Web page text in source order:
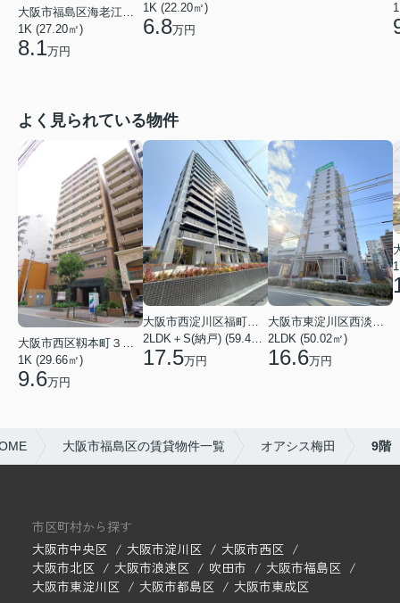
1K (27.20㎡)
8.1万円
1K (22.20㎡)
6.8万円
よく見られている物件
1K (29.66㎡)
9.6万円
大阪市西淀川区福町２丁目
2LDK＋S(納戸) (59.48㎡)
17.5万円
大阪市東淀川区西淡路１丁目
2LDK (50.02㎡)
16.6万円
大阪市福島区の賃貸物件一覧 オアシス梅田 9階
市区町村から探す
大阪市中央区
大阪市淀川区
大阪市西区
大阪市北区
大阪市浪速区 吹田市
大阪市福島区
大阪市東淀川区
大阪市都島区
大阪市東成区